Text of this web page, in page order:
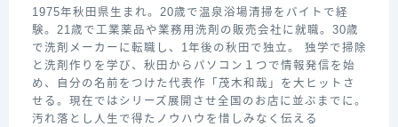
1975年秋田県生まれ。20歳で温泉浴場清掃をバイトで経
験。21歳で工業薬品や業務用洗剤の販売会社に就職。30歳
で洗剤メーカーに転職し、1年後の秋田で独立。 独学で掃除
と洗剤作りを学び、秋田からパソコン１つで情報発信を始
め、自分の名前をつけた代表作「茂木和哉」を大ヒットさ
せる。現在ではシリーズ展開させ全国のお店に並ぶまでに。
汚れ落とし人生で得たノウハウを惜しみなく伝える